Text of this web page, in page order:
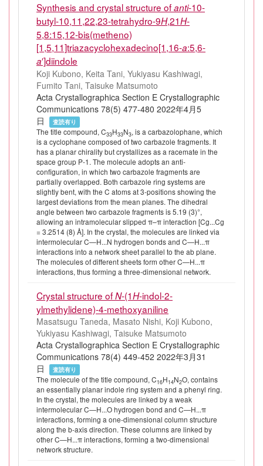
Synthesis and crystal structure ofanti-10-
butyl-10,11,22,23-tetrahydro-9H,21H-
5,8:15,12-bis(metheno)
[1,5,11]triazacyclohexadecino[1,16-a:5,6-
a′]diindole
Koji Kubono, Keita Tani, Yukiyasu Kashiwagi,
Fumito Tani, Taisuke Matsumoto
Acta Crystallographica Section E Crystallographic
Communications 78(5) 477-480 2022年4月5
日
査読有り
The title compound, C33H33N3, is a carbazolophane, which
is a cyclophane composed of two carbazole fragments. It
has a planar chirality but crystallizes as a racemate in the
space group P-1. The molecule adopts an anti-
configuration, in which two carbazole fragments are
partially overlapped. Both carbazole ring systems are
slightly bent, with the C atoms at 3-positions showing the
largest deviations from the mean planes. The dihedral
angle between two carbazole fragments is 5.19 (3)°,
allowing an intramolecular slipped π–π interaction [Cg...Cg
= 3.2514 (8) Å]. In the crystal, the molecules are linked via
intermolecular C—H...N hydrogen bonds and C—H...π
interactions into a network sheet parallel to the ab plane.
The molecules of different sheets form other C—H...π
interactions, thus forming a three-dimensional network.
Crystal structure ofN-(1H-indol-2-
ylmethylidene)-4-methoxyaniline
Masatsugu Taneda, Masato Nishi, Koji Kubono,
Yukiyasu Kashiwagi, Taisuke Matsumoto
Acta Crystallographica Section E Crystallographic
Communications 78(4) 449-452 2022年3月31
日
査読有り
The molecule of the title compound, C16H14N2O, contains
an essentially planar indole ring system and a phenyl ring.
In the crystal, the molecules are linked by a weak
intermolecular C—H...O hydrogen bond and C—H...π
interactions, forming a one-dimensional column structure
along the b-axis direction. These columns are linked by
other C—H...π interactions, forming a two-dimensional
network structure.